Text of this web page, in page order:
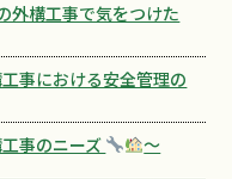
外構工事で気をつけた
事における安全管理の
事のニーズ
～